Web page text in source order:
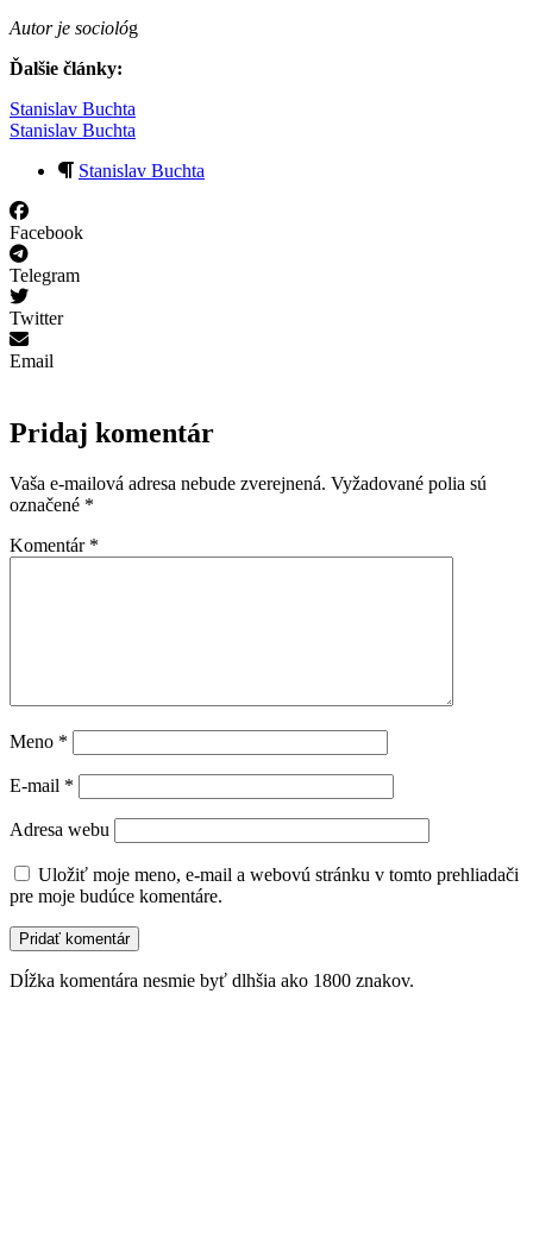
Autor je sociológ
Ďalšie články:
Stanislav Buchta
Stanislav Buchta
Stanislav Buchta
Facebook
Telegram
Twitter
Email
Pridaj komentár
Vaša e-mailová adresa nebude zverejnená. Vyžadované polia sú
označené *
Komentár *
Meno *
E-mail *
Adresa webu
Uložiť moje meno, e-mail a webovú stránku v tomto prehliadači
pre moje budúce komentáre.
Dĺžka komentára nesmie byť dlhšia ako 1800 znakov.